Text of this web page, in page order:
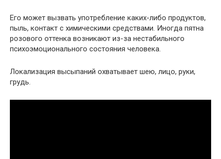
Его может вызвать употребление каких-либо продуктов,
пыль, контакт с химическими средствами. Иногда пятна
розового оттенка возникают из-за нестабильного
психоэмоционального состояния человека.
Локализация высыпаний охватывает шею, лицо, руки,
грудь.